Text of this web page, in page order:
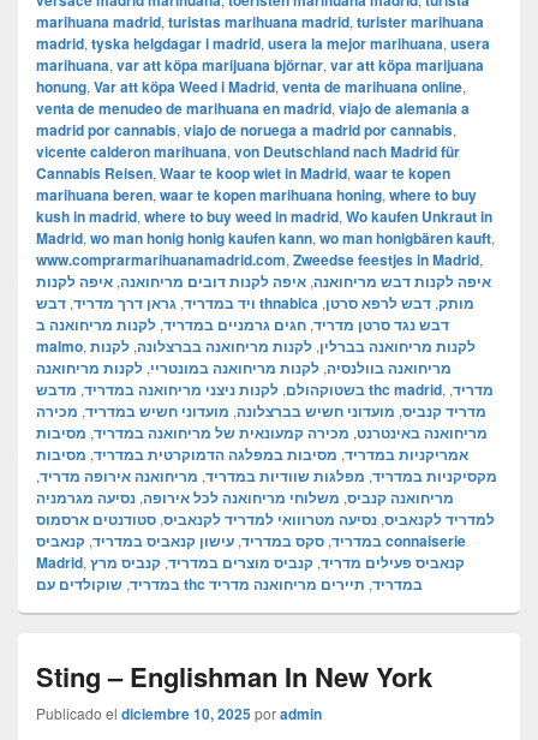
marihuana madrid, turistas marihuana madrid, turister marihuana
madrid, tyska helgdagar i madrid, usera la mejor marihuana, usera
marihuana, var att köpa marijuana björnar, var att köpa marijuana
honung, Var att köpa Weed i Madrid, venta de marihuana online,
venta de menudeo de marihuana en madrid, viajo de alemania a
madrid por cannabis, viajo de noruega a madrid por cannabis,
vicente calderon marihuana, von Deutschland nach Madrid für
Cannabis Reisen, Waar te koop wiet in Madrid, waar te kopen
marihuana beren, waar te kopen marihuana honing, where to buy
kush in madrid, where to buy weed in madrid, Wo kaufen Unkraut in
Madrid, wo man honig honig kaufen kann, wo man honigbären kauft,
www.comprarmarihuanamadrid.com, Zweedse feestjes in Madrid,
איפה לקנות דבש מריחואנה, איפה לקנות דובים מריחואנה, איפה לקנות
ויד במדריד, גראן דרך מדריד, דבש thnabica מותק, דבש לרפא סרטן,
דבש נגד סרטן מדריד, חגים גרמניים במדריד, לקנות מריחואנה ב
malmo, לקנות מריחואנה בברלין, לקנות מריחואנה בברצלונה, לקנות
מריחואנה בוולנסיה, לקנות מריחואנה במונטריי, לקנות מריחואנה
בשטוקהולם, לקנות ניצני מריחואנה במדריד, מדבש thc madrid, מדריד,
מדריד קנביס, מועדוני חשיש בברצלונה, מועדוני חשיש במדריד, מכירה
מריחואנה באינטרנט, מכירה קמעונאית של מריחואנה במדריד, מסיבות
אמריקניות במדריד, מסיבות במפלגה הדמוקרטית במדריד, מסיבות
מקסיקניות במדריד, מפלגות שוודיות במדריד, מריחואנה אירופה מדריד,
מריחואנה קנביס, משלוחי מריחואנה לכל אירופה, נסיעה מגרמניה
למדריד לקנאביס, נסיעה מטרווואי למדריד לקנאביס, סטודנטים ארסמוס
במדריד, סקס במדריד, עישון קנאביס במדריד, קנאביס connaiserie
Madrid, קנאביס פעילים מדריד, קנביס מוצרים במדריד, קנביס מרץ
במדריד, שוקולדים עם thc במדריד, תיירים מריחואנה מדריד
Sting – Englishman In New York
Publicado el diciembre 10, 2025poradmin